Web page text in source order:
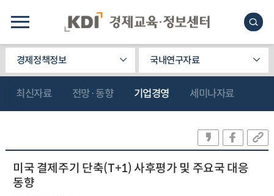
경제정책정보 국내연구자료
최신자료 전망·동향 기업경영 세미나자료
미국 결제주기 단축(T+1) 사후평가 및 주요국 대응
동향